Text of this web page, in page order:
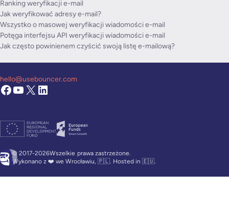
Ranking weryfikacji e-mail
Jak weryfikować adresy e-mail?
Wszystko o masowej weryfikacji wiadomości e-mail
Potęga interfejsu API weryfikacji wiadomości e-mail
Jak często powinienem czyścić swoją listę e-mailową?
© 2017-2026Wszelkie prawa zastrzeżone.
Wykonano z ❤️ we Wrocławiu, 🇵🇱. Hosted in 🇪🇺.
hello@usebouncer.com